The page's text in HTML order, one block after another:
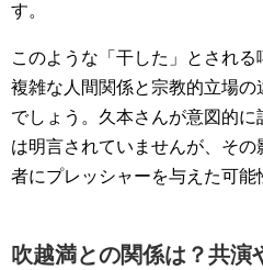
す。
このような「干した」とされ
複雑な人間関係と宗教的立場
でしょう。久本さんが意図的
は明言されていませんが、そ
者にプレッシャーを与えた可能
吹越満との関係は？共演